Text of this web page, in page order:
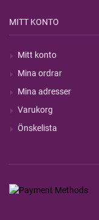
MITT KONTO
Mitt konto
Mina ordrar
Mina adresser
Varukorg
Önskelista